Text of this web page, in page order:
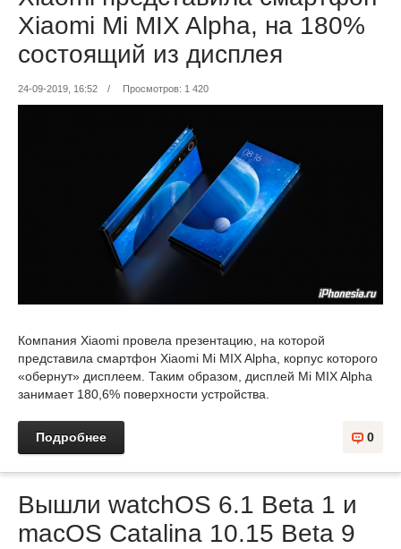
Xiaomi Mi MIX Alpha, на 180%
состоящий из дисплея
24-09-2019, 16:52 / Просмотров: 1 420
Компания Xiaomi провела презентацию, на которой
представила смартфон Xiaomi Mi MIX Alpha, корпус которого
«обернут» дисплеем. Таким образом, дисплей Mi MIX Alpha
занимает 180,6% поверхности устройства.
Подробнее 0
Вышли watchOS 6.1 Beta 1 и
macOS Catalina 10.15 Beta 9